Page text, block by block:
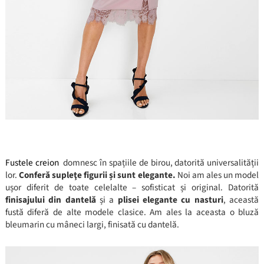
Fustele creiondomnesc în spațiile de birou, datorită universalității
lor.Conferă supleţe figurii și sunt elegante. Noi am ales un model
ușor diferit de toate celelalte – sofisticat și original. Datorită
finisajului din dantelăși a plisei elegante cu nasturi, această
fustă diferă de alte modele clasice. Am ales la aceasta o bluză
bleumarin cu mâneci largi, finisată cu dantelă.